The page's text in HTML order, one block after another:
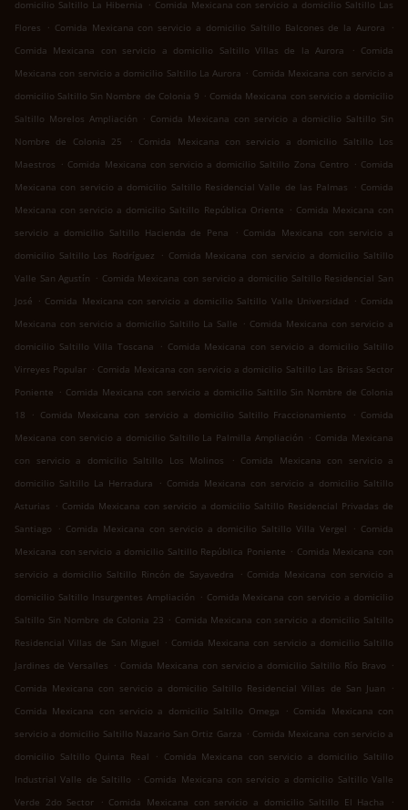
domicilio Saltillo La Hibernia
Comida Mexicana con servicio a domicilio Saltillo Las
Flores
. Comida Mexicana con servicio a domicilio Saltillo Balcones de la Aurora
.
Comida Mexicana con servicio a domicilio Saltillo Villas de la Aurora
. Comida
Mexicana con servicio a domicilio Saltillo La Aurora . Comida Mexicana con servicio a
domicilio Saltillo Sin Nombre de Colonia 9 . Comida Mexicana con servicio a domicilio
Saltillo Morelos Ampliación . Comida Mexicana con servicio a domicilio Saltillo Sin
Nombre de Colonia 25
. Comida Mexicana con servicio a domicilio Saltillo Los
Maestros . Comida Mexicana con servicio a domicilio Saltillo Zona Centro . Comida
Mexicana con servicio a domicilio Saltillo Residencial Valle de las Palmas
. Comida
Mexicana con servicio a domicilio Saltillo República Oriente . Comida Mexicana con
servicio a domicilio Saltillo Hacienda de Pena
. Comida Mexicana con servicio a
domicilio Saltillo Los Rodríguez
. Comida Mexicana con servicio a domicilio Saltillo
Valle San Agustín . Comida Mexicana con servicio a domicilio Saltillo Residencial San
José . Comida Mexicana con servicio a domicilio Saltillo Valle Universidad . Comida
Mexicana con servicio a domicilio Saltillo La Salle . Comida Mexicana con servicio a
domicilio Saltillo Villa Toscana
. Comida Mexicana con servicio a domicilio Saltillo
Virreyes Popular . Comida Mexicana con servicio a domicilio Saltillo Las Brisas Sector
Poniente . Comida Mexicana con servicio a domicilio Saltillo Sin Nombre de Colonia
18
. Comida Mexicana con servicio a domicilio Saltillo Fraccionamiento . Comida
Mexicana con servicio a domicilio Saltillo La Palmilla Ampliación . Comida Mexicana
con servicio a domicilio Saltillo Los Molinos
. Comida Mexicana con servicio a
domicilio Saltillo La Herradura
. Comida Mexicana con servicio a domicilio Saltillo
Asturias . Comida Mexicana con servicio a domicilio Saltillo Residencial Privadas de
Santiago
. Comida Mexicana con servicio a domicilio Saltillo Villa Vergel . Comida
Mexicana con servicio a domicilio Saltillo República Poniente . Comida Mexicana con
servicio a domicilio Saltillo Rincón de Sayavedra
. Comida Mexicana con servicio a
domicilio Saltillo Insurgentes Ampliación . Comida Mexicana con servicio a domicilio
Saltillo Sin Nombre de Colonia 23 . Comida Mexicana con servicio a domicilio Saltillo
Residencial Villas de San Miguel . Comida Mexicana con servicio a domicilio Saltillo
Jardines de Versalles . Comida Mexicana con servicio a domicilio Saltillo Río Bravo .
Comida Mexicana con servicio a domicilio Saltillo Residencial Villas de San Juan
.
Comida Mexicana con servicio a domicilio Saltillo Omega
. Comida Mexicana con
servicio a domicilio Saltillo Nazario San Ortiz Garza . Comida Mexicana con servicio a
domicilio Saltillo Quinta Real
. Comida Mexicana con servicio a domicilio Saltillo
Industrial Valle de Saltillo
. Comida Mexicana con servicio a domicilio Saltillo Valle
Verde 2do Sector
. Comida Mexicana con servicio a domicilio Saltillo El Hacha
.